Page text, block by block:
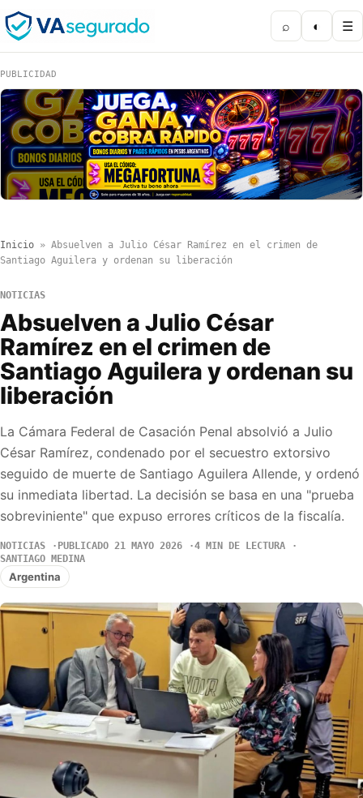
⌕ ◐ ☰
PUBLICIDAD
Inicio » Absuelven a Julio César Ramírez en el crimen de
Santiago Aguilera y ordenan su liberación
NOTICIAS
Absuelven a Julio César
Ramírez en el crimen de
Santiago Aguilera y ordenan su
liberación
La Cámara Federal de Casación Penal absolvió a Julio
César Ramírez, condenado por el secuestro extorsivo
seguido de muerte de Santiago Aguilera Allende, y ordenó
su inmediata libertad. La decisión se basa en una "prueba
sobreviniente" que expuso errores críticos de la fiscalía.
NOTICIAS PUBLICADO 21 MAYO 2026
4 MIN DE LECTURA
SANTIAGO MEDINA
Argentina